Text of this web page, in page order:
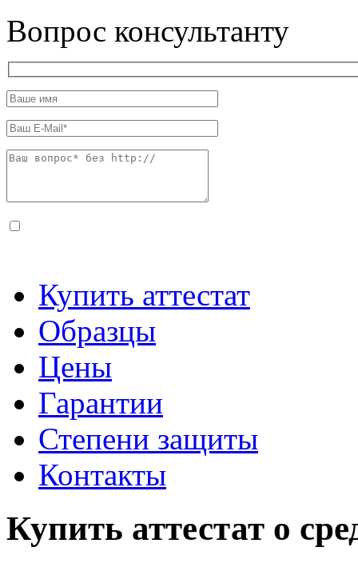
Вопрос консультанту
Купить аттестат
Образцы
Цены
Гарантии
Степени защиты
Контакты
Купить аттестат о